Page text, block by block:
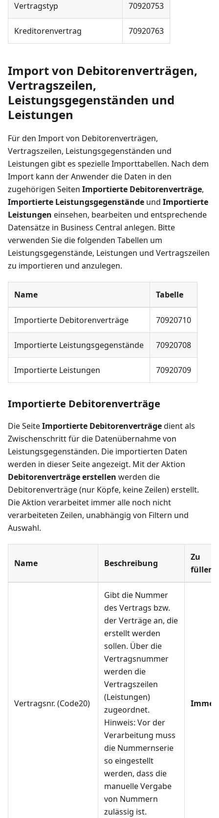
Vertragstyp 70920753
Kreditorenvertrag 70920763
Import von Debitorenverträgen,
Vertragszeilen,
Leistungsgegenständen und
Leistungen
Für den Import von Debitorenverträgen,
Vertragszeilen, Leistungsgegenständen und
Leistungen gibt es spezielle Importtabellen. Nach dem
Import kann der Anwender die Daten in den
zugehörigen Seiten Importierte Debitorenverträge,
Importierte Leistungsgegenstände und Importierte
Leistungen einsehen, bearbeiten und entsprechende
Datensätze in Business Central anlegen. Bitte
verwenden Sie die folgenden Tabellen um
Leistungsgegenstände, Leistungen und Vertragszeilen
zu importieren und anzulegen.
Name Tabelle
Importierte Debitorenverträge 70920710
Importierte Leistungsgegenstände 70920708
Importierte Leistungen 70920709
Importierte Debitorenverträge
Die SeiteImportierte Debitorenverträgedient als
Zwischenschritt für die Datenübernahme von
Leistungsgegenständen. Die importierten Daten
werden in dieser Seite angezeigt. Mit der Aktion
Debitorenverträge erstellen werden die
Debitorenverträge (nur Köpfe, keine Zeilen) erstellt.
Die Aktion verarbeitet immer alle noch nicht
verarbeiteten Zeilen, unabhängig von Filtern und
Auswahl.
Name Beschreibung
Zu
füllen
Vertragsnr. (Code20)
Gibt die Nummer
des Vertrags bzw.
der Verträge an, die
erstellt werden
sollen. Über die
Vertragsnummer
werden die
Vertragszeilen
(Leistungen)
zugeordnet.
Hinweis: Vor der
Verarbeitung muss
die Nummernserie
so eingestellt
werden, dass die
manuelle Vergabe
von Nummern
zulässig ist.
Immer